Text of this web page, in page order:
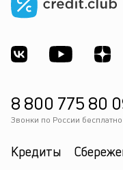
8 800 775 80
Звонки по России бесплатно
Кредиты